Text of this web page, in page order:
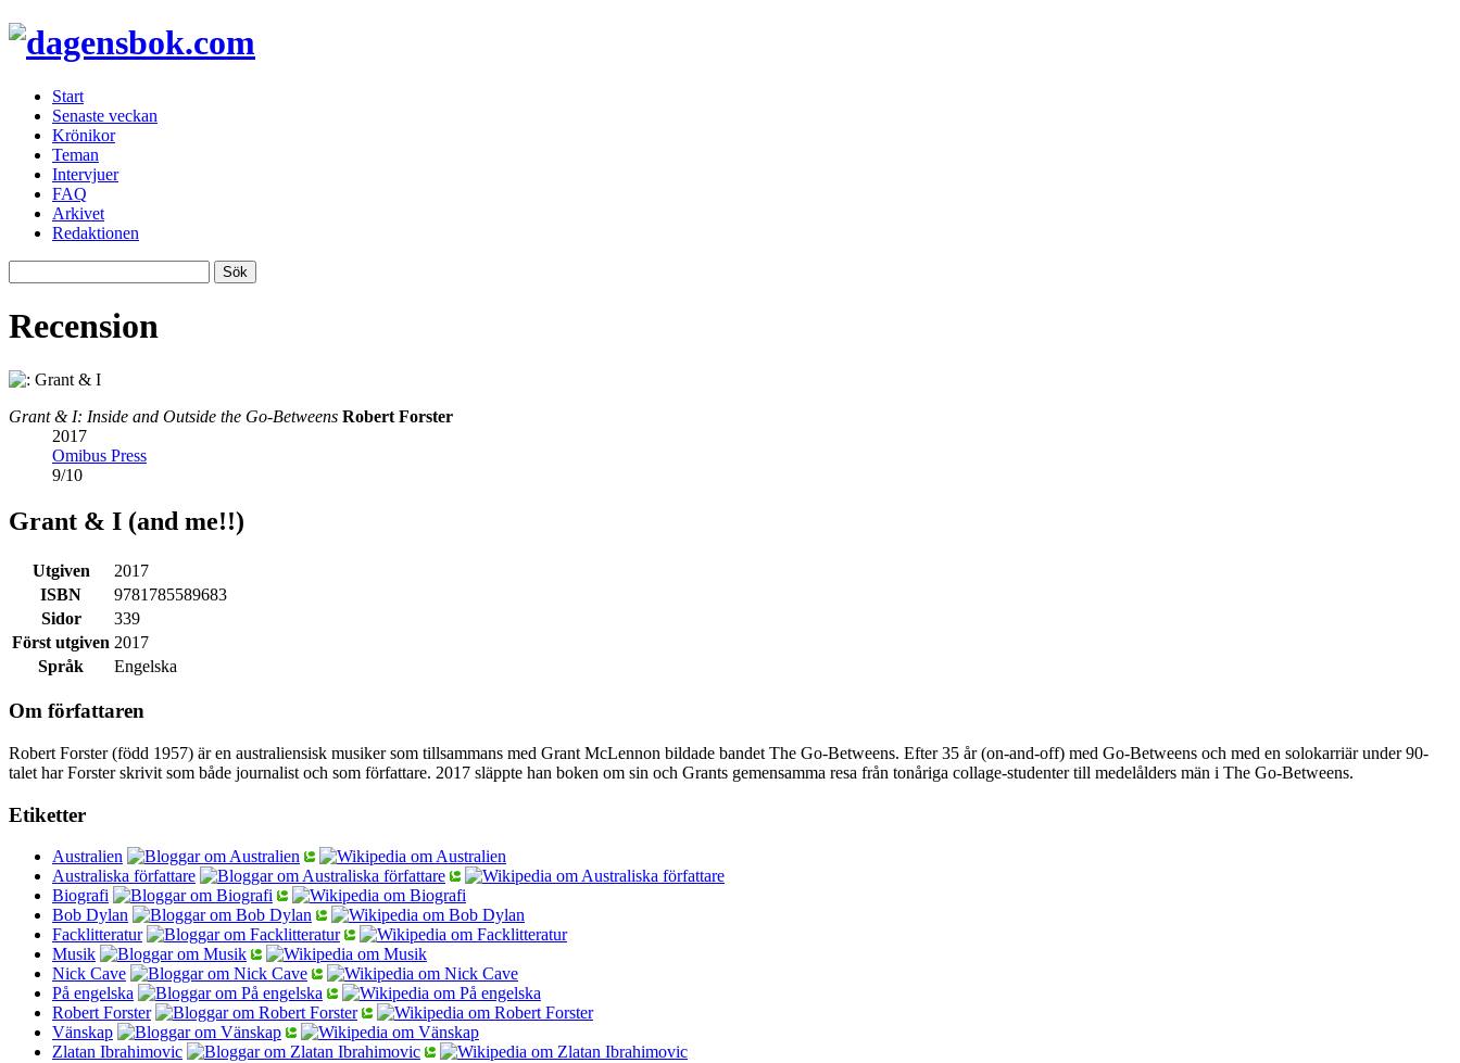
Start
Senaste veckan
Krönikor
Teman
Intervjuer
FAQ
Arkivet
Redaktionen
Recension
Grant & I: Inside and Outside the Go-Betweens Robert Forster
2017
Omibus Press
9/10
Grant & I (and me!!)
Utgiven
2017
ISBN
9781785589683
Sidor
339
Först utgiven 2017
Språk
Engelska
Om författaren
Robert Forster (född 1957) är en australiensisk musiker som tillsammans med Grant McLennon bildade bandet The Go-Betweens. Efter 35 år (on-and-off) med Go-Betweens och med en solokarriär under 90-
talet har Forster skrivit som både journalist och som författare. 2017 släppte han boken om sin och Grants gemensamma resa från tonåriga collage-studenter till medelålders män i The Go-Betweens.
Etiketter
Australien
Australiska författare
Biografi
Bob Dylan
Facklitteratur
Musik
Nick Cave
På engelska
Robert Forster
Vänskap
Zlatan Ibrahimovic